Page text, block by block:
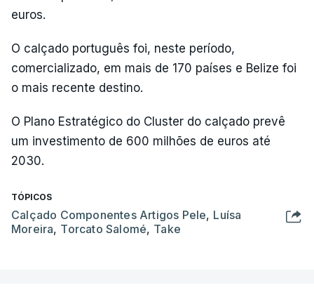
euros.
O calçado português foi, neste período,
comercializado, em mais de 170 países e Belize foi
o mais recente destino.
O Plano Estratégico do Cluster do calçado prevê
um investimento de 600 milhões de euros até
2030.
TÓPICOS
Calçado Componentes Artigos Pele, Luísa
Moreira, Torcato Salomé, Take